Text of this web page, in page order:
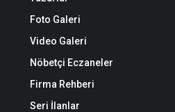
Foto Galeri
Video Galeri
Nöbetçi Eczaneler
Firma Rehberi
Seri İlanlar